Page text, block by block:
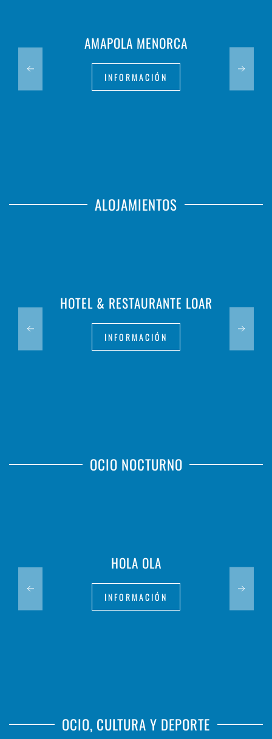
AMAPOLA MENORCA
INFORMACIÓN
ALOJAMIENTOS
HOTEL & RESTAURANTE LOAR
INFORMACIÓN
OCIO NOCTURNO
HOLA OLA
INFORMACIÓN
OCIO, CULTURA Y DEPORTE